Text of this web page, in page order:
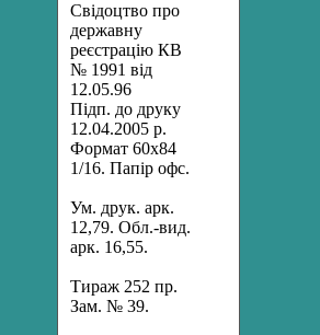
Свідоцтво про
державну
реєстрацію КВ
№ 1991 від
12.05.96
Підп. до друку
12.04.2005 р.
Формат 60х84
1/16. Папір oфc.
Ум. друк. арк.
12,79. Обл.-вид.
арк. 16,55.
Тираж 252 пр.
Зам. № 39.